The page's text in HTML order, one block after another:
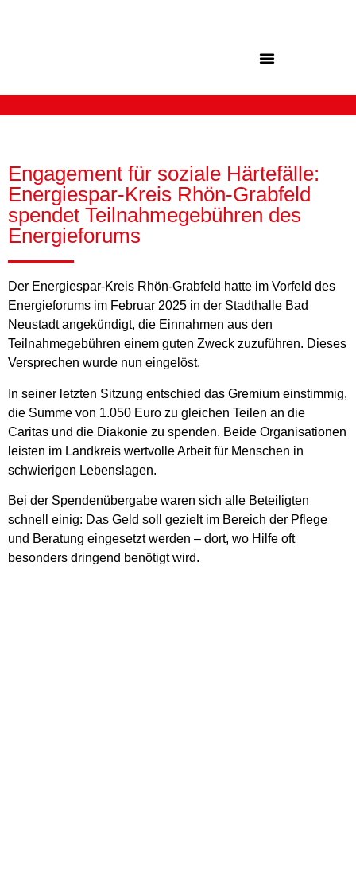
Engagement für soziale Härtefälle:
Energiespar-Kreis Rhön-Grabfeld
spendet Teilnahmegebühren des
Energieforums
Der Energiespar-Kreis Rhön-Grabfeld hatte im Vorfeld des
Energieforums im Februar 2025 in der Stadthalle Bad
Neustadt angekündigt, die Einnahmen aus den
Teilnahmegebühren einem guten Zweck zuzuführen. Dieses
Versprechen wurde nun eingelöst.
In seiner letzten Sitzung entschied das Gremium einstimmig,
die Summe von 1.050 Euro zu gleichen Teilen an die
Caritas und die Diakonie zu spenden. Beide Organisationen
leisten im Landkreis wertvolle Arbeit für Menschen in
schwierigen Lebenslagen.
Bei der Spendenübergabe waren sich alle Beteiligten
schnell einig: Das Geld soll gezielt im Bereich der Pflege
und Beratung eingesetzt werden – dort, wo Hilfe oft
besonders dringend benötigt wird.